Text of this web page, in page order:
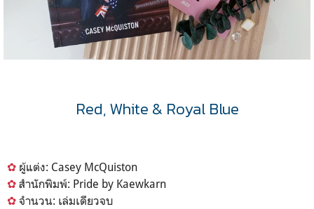
Red, White & Royal Blue
✿ ผู้แต่ง: Casey McQuiston
✿ สำนักพิมพ์: Pride by Kaewkarn
✿ จำนวน: เล่มเดียวจบ